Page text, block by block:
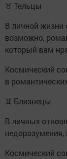
♉ Тельцы
В личной
возможно,
который вам
Космический
в
♊ Близнецы
В личных
недоразумения,
Космический